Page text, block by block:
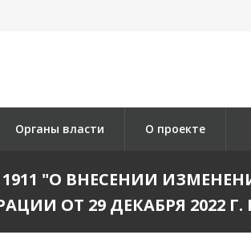
Органы власти О проекте
1911 "О ВНЕСЕНИИ
ОТ 29 ДЕКАБРЯ 2022 Г.